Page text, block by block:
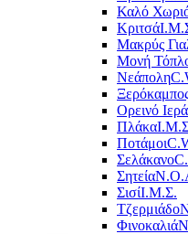
Καλό
Κριτσά
Μακρύς
Μονή
Νεάπολη
Ορεινό
Πλάκα
Ποτάμοι
Σελάκανο
Σητεία
ΣισίΙ.Μ.Σ.
Τζερμιάδο
Φινοκαλιά